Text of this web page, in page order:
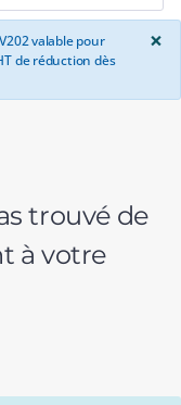
valable pour
de réduction dès
×
trouvé de
à votre